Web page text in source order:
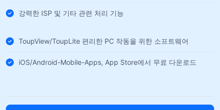
강력한 ISP 및 기타 관련 처리 기능
ToupView/ToupLite 편리한 PC 작동을 위한 소프트웨어
iOS/Android-Mobile-Apps, App Store에서 무료 다운로드